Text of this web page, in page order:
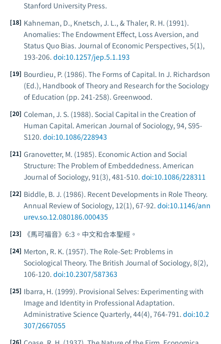
Stanford University Press.
Kahneman, D., Knetsch, J. L., & Thaler, R. H. (1991).
Anomalies: The Endowment Effect, Loss Aversion, and
Status Quo Bias. Journal of Economic Perspectives, 5(1),
193-206. doi:10.1257/jep.5.1.193
Bourdieu, P. (1986). The Forms of Capital. In J. Richardson
(Ed.), Handbook of Theory and Research for the Sociology
of Education (pp. 241-258). Greenwood.
Coleman, J. S. (1988). Social Capital in the Creation of
Human Capital. American Journal of Sociology, 94, S95-
S120. doi:10.1086/228943
Granovetter, M. (1985). Economic Action and Social
Structure: The Problem of Embeddedness. American
Journal of Sociology, 91(3), 481-510. doi:10.1086/228311
Biddle, B. J. (1986). Recent Developments in Role Theory.
Annual Review of Sociology, 12(1), 67-92. doi:10.1146/ann
urev.so.12.080186.000435
《馬可福音》6:3。中文和合本聖經。
Merton, R. K. (1957). The Role-Set: Problems in
Sociological Theory. The British Journal of Sociology, 8(2),
106-120. doi:10.2307/587363
Ibarra, H. (1999). Provisional Selves: Experimenting with
Image and Identity in Professional Adaptation.
Administrative Science Quarterly, 44(4), 764-791. doi:10.2
307/2667055